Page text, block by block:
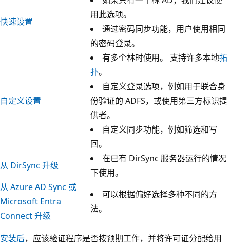
快速设置
用此选项。
通过密码同步功能，用户使用相同
的密码登录。
自定义设置
有多个林时使用。 支持许多本地拓
扑。
自定义登录选项，例如用于联合身
份验证的 ADFS，或使用第三方标识提
供者。
自定义同步功能，例如筛选和写
回。
从 DirSync 升级
在已有 DirSync 服务器运行的情况
下使用。
从 Azure AD Sync 或
Microsoft Entra
Connect 升级
可以根据偏好选择多种不同的方
法。
安装后，应该验证程序是否按预期工作，并将许可证分配给用